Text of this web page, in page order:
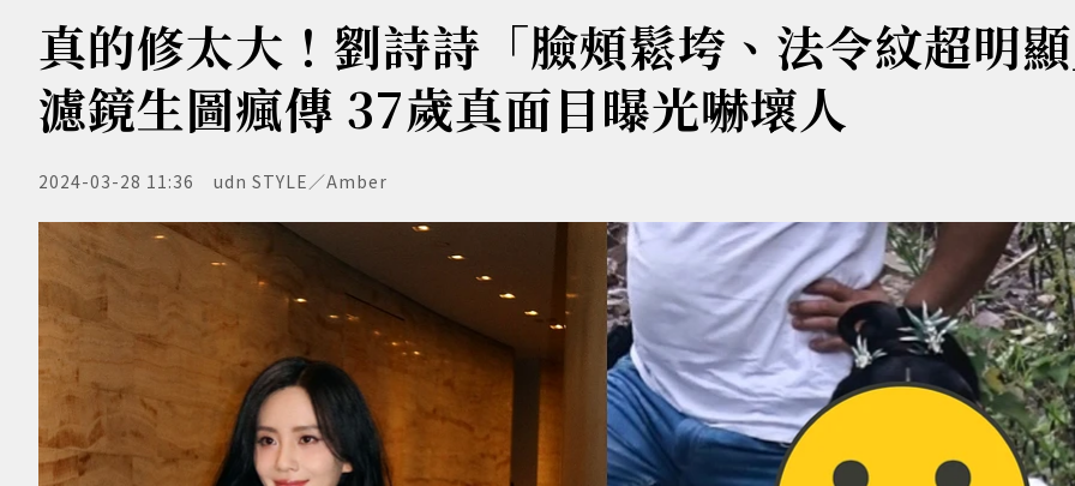
真的修太大！劉詩詩「臉頰鬆垮、法令紋超明
濾鏡生圖瘋傳 37歲真面目曝光嚇壞人
2024-03-28 11:36 udn STYLE／Amber